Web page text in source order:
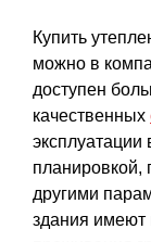
Купить
можно в
доступен
качественных
планировкой,
другими
здания имеют